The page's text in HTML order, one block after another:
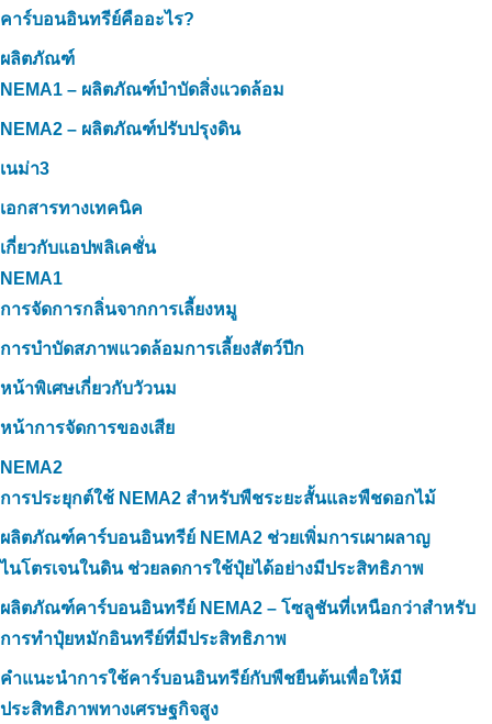
คาร์บอนอินทรีย์คืออะไร?
ผลิตภัณฑ์
NEMA1 – ผลิตภัณฑ์บำบัดสิ่งแวดล้อม
NEMA2 – ผลิตภัณฑ์ปรับปรุงดิน
เนม่า3
เอกสารทางเทคนิค
เกี่ยวกับแอปพลิเคชั่น
NEMA1
การจัดการกลิ่นจากการเลี้ยงหมู
การบำบัดสภาพแวดล้อมการเลี้ยงสัตว์ปีก
หน้าพิเศษเกี่ยวกับวัวนม
หน้าการจัดการของเสีย
NEMA2
การประยุกต์ใช้ NEMA2 สำหรับพืชระยะสั้นและพืชดอกไม้
ผลิตภัณฑ์คาร์บอนอินทรีย์ NEMA2 ช่วยเพิ่มการเผาผลาญ
ไนโตรเจนในดิน ช่วยลดการใช้ปุ๋ยได้อย่างมีประสิทธิภาพ
ผลิตภัณฑ์คาร์บอนอินทรีย์ NEMA2 – โซลูชันที่เหนือกว่าสำหรับ
การทำปุ๋ยหมักอินทรีย์ที่มีประสิทธิภาพ
คำแนะนำการใช้คาร์บอนอินทรีย์กับพืชยืนต้นเพื่อให้มี
ประสิทธิภาพทางเศรษฐกิจสูง